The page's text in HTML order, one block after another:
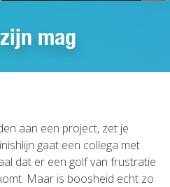
mag
aan een project, zet je
gaat een collega met
dat er een golf van frustratie
Maar is boosheid echt zo